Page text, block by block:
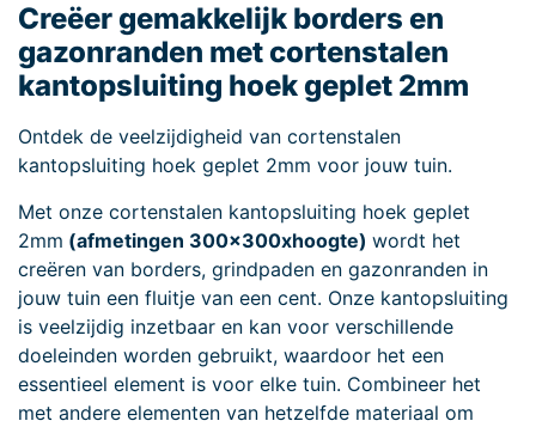
Creëer gemakkelijk borders en
gazonranden met cortenstalen
kantopsluiting hoek geplet 2mm
Ontdek de veelzijdigheid van cortenstalen
kantopsluiting hoek geplet 2mm voor jouw tuin.
Met onze cortenstalen kantopsluiting hoek geplet
2mm (afmetingen 300x300xhoogte) wordt het
creëren van borders, grindpaden en gazonranden in
jouw tuin een fluitje van een cent. Onze kantopsluiting
is veelzijdig inzetbaar en kan voor verschillende
doeleinden worden gebruikt, waardoor het een
essentieel element is voor elke tuin. Combineer het
met andere elementen van hetzelfde materiaal om